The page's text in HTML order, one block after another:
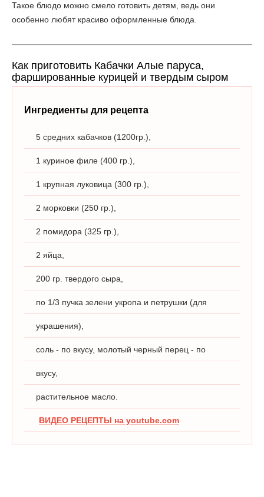
Такое блюдо можно смело готовить детям, ведь они
особенно любят красиво оформленные блюда.
Как приготовить Кабачки Алые паруса,
фаршированные курицей и твердым сыром
Ингредиенты для рецепта
5 средних кабачков (1200гр.),
1 куриное филе (400 гр.),
1 крупная луковица (300 гр.),
2 морковки (250 гр.),
2 помидора (325 гр.),
2 яйца,
200 гр. твердого сыра,
по 1/3 пучка зелени укропа и петрушки (для
украшения),
соль - по вкусу, молотый черный перец - по
вкусу,
растительное масло.
ВИДЕО РЕЦЕПТЫ на youtube.com